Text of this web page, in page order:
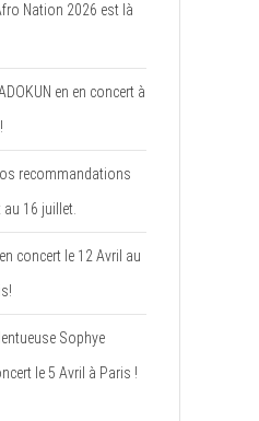
Nation 2026 est là
en en concert à
recommandations
16 juillet.
concert le 12 Avril au
Sophye
le 5 Avril à Paris !